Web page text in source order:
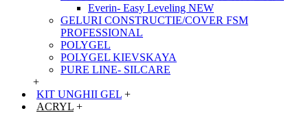
Everin- Easy Leveling NEW
GELURI CONSTRUCTIE/COVER FSM
PROFESSIONAL
POLYGEL
POLYGEL KIEVSKAYA
PURE LINE- SILCARE
+
KIT UNGHII GEL +
ACRYL +